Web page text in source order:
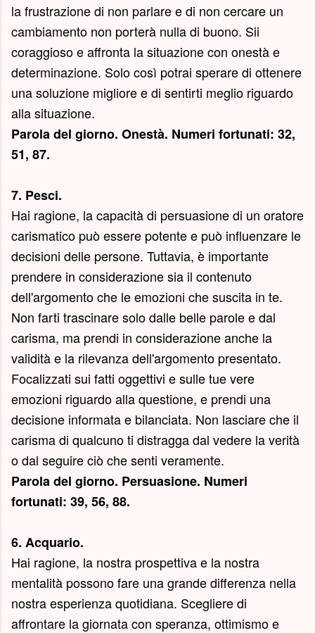
la frustrazione di non parlare e di non cercare un
cambiamento non porterà nulla di buono. Sii
coraggioso e affronta la situazione con onestà e
determinazione. Solo così potrai sperare di ottenere
una soluzione migliore e di sentirti meglio riguardo
alla situazione.
Parola del giorno. Onestà. Numeri fortunati: 32,
51, 87.
7. Pesci.
Hai ragione, la capacità di persuasione di un oratore
carismatico può essere potente e può influenzare le
decisioni delle persone. Tuttavia, è importante
prendere in considerazione sia il contenuto
dell'argomento che le emozioni che suscita in te.
Non farti trascinare solo dalle belle parole e dal
carisma, ma prendi in considerazione anche la
validità e la rilevanza dell'argomento presentato.
Focalizzati sui fatti oggettivi e sulle tue vere
emozioni riguardo alla questione, e prendi una
decisione informata e bilanciata. Non lasciare che il
carisma di qualcuno ti distragga dal vedere la verità
o dal seguire ciò che senti veramente.
Parola del giorno. Persuasione. Numeri
fortunati: 39, 56, 88.
6. Acquario.
Hai ragione, la nostra prospettiva e la nostra
mentalità possono fare una grande differenza nella
nostra esperienza quotidiana. Scegliere di
affrontare la giornata con speranza, ottimismo e